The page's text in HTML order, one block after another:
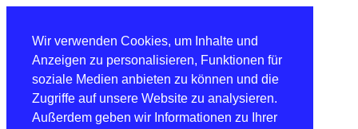
Wir verwenden Cookies, um Inhalte und
Anzeigen zu personalisieren, Funktionen für
soziale Medien anbieten zu können und die
Zugriffe auf unsere Website zu analysieren.
Außerdem geben wir Informationen zu Ihrer